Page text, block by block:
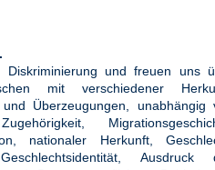
und freuen uns
mit verschiedener
Überzeugungen, unabhängig
nationaler Herkunft,
Ausdruck